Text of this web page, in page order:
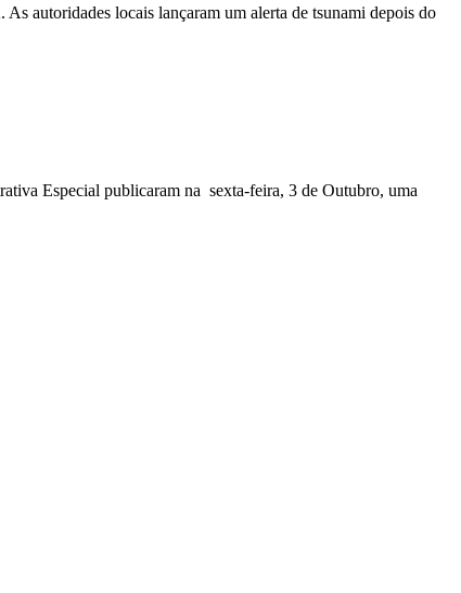
autoridades locais lançaram um alerta de tsunami depois do
Especial publicaram na sexta-feira, 3 de Outubro, uma